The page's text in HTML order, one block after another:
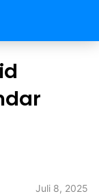
Juli 8, 2025